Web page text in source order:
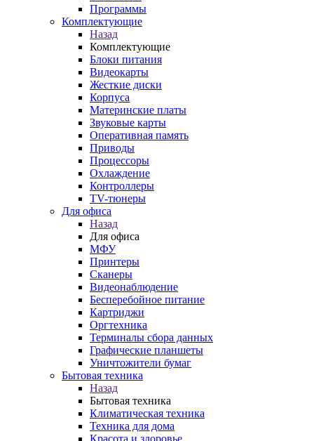
Программы
Комплектующие
Назад
Комплектующие
Блоки питания
Видеокарты
Жесткие диски
Корпуса
Материнские платы
Звуковые карты
Оперативная память
Приводы
Процессоры
Охлаждение
Контроллеры
TV-тюнеры
Для офиса
Назад
Для офиса
МФУ
Принтеры
Сканеры
Видеонаблюдение
Бесперебойное питание
Картриджи
Оргтехника
Терминалы сбора данных
Графические планшеты
Уничтожители бумаг
Бытовая техника
Назад
Бытовая техника
Климатическая техника
Техника для дома
Красота и здоровье